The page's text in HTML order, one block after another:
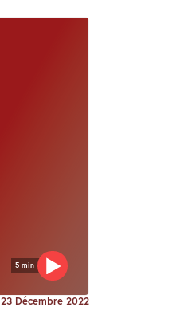
5 min
23 Décembre 2022